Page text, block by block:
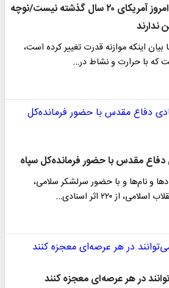
سرلشکر سلامی: آمریکای امروز آمریکای ۲۰ سال گذشته نیست/نوچه
ندارند
بیان اینکه موازنه قدرت تغییر کرده است،
که با حرارت و نشاط در…
و نام‌ها و با حضور سرلشکر سلامی،
از ۲۲۰ اثر اسنادی…
در هر عرصه‌ای معجزه کنند